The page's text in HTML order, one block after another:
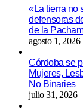
«La tierra no
defensoras
de la
agosto 1, 2026
Córdoba se
Mujeres,
No Binaries
julio 31, 2026